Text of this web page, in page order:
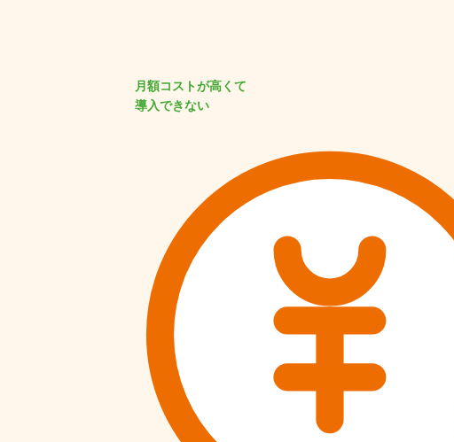
月額コストが高くて
導入できない